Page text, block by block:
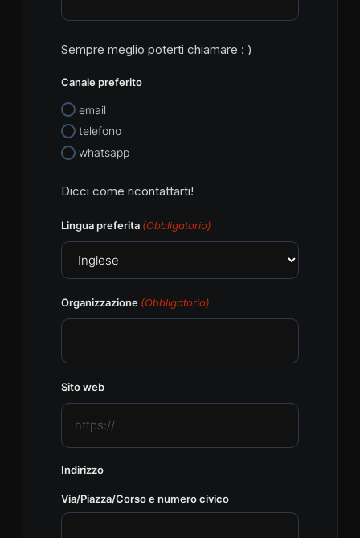
Sempre meglio poterti chiamare : )
Canale preferito
email
telefono
whatsapp
Dicci come ricontattarti!
Lingua preferita (Obbligatorio)
Organizzazione (Obbligatorio)
Sito web
Indirizzo
Via/Piazza/Corso e numero civico